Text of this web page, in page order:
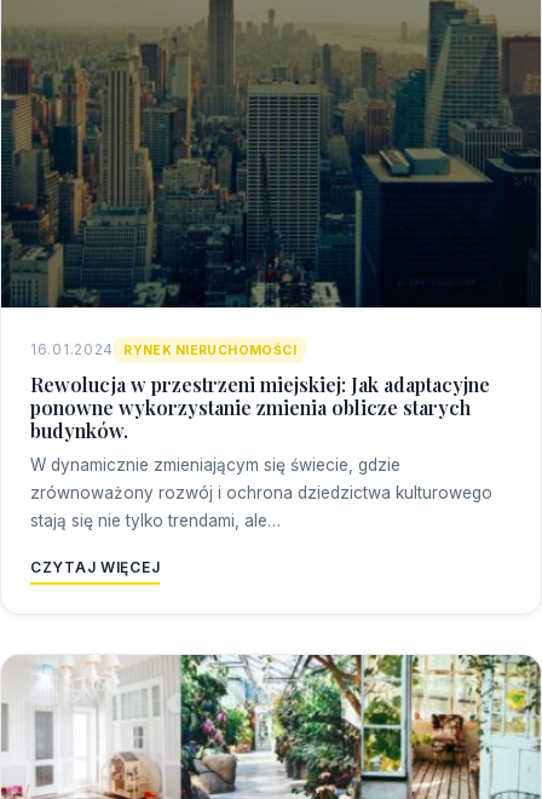
16.01.2024 RYNEK NIERUCHOMOŚCI
Rewolucja w przestrzeni miejskiej: Jak adaptacyjne
ponowne wykorzystanie zmienia oblicze starych
budynków.
W dynamicznie zmieniającym się świecie, gdzie
zrównoważony rozwój i ochrona dziedzictwa kulturowego
stają się nie tylko trendami, ale…
CZYTAJ WIĘCEJ